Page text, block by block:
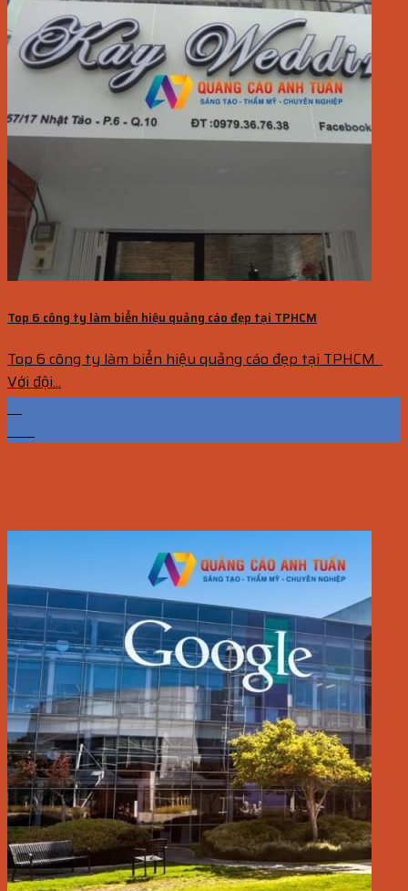
Top 6 công ty làm biển hiệu quảng cáo đẹp tại TPHCM
Top 6 công ty làm biển hiệu quảng cáo đẹp tại TPHCM
Với đội...
19
Th9